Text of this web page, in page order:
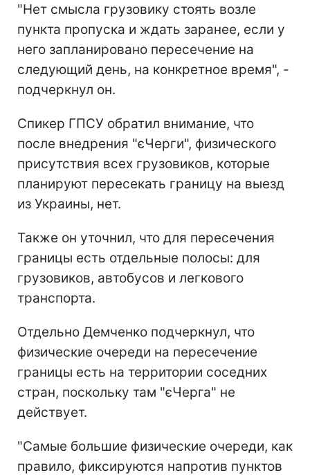
"Нет смысла грузовику стоять возле
пункта пропуска и ждать заранее, если у
него запланировано пересечение на
следующий день, на конкретное время", -
подчеркнул он.
Спикер ГПСУ обратил внимание, что
после внедрения "єЧерги", физического
присутствия всех грузовиков, которые
планируют пересекать границу на выезд
из Украины, нет.
Также он уточнил, что для пересечения
границы есть отдельные полосы: для
грузовиков, автобусов и легкового
транспорта.
Отдельно Демченко подчеркнул, что
физические очереди на пересечение
границы есть на территории соседних
стран, поскольку там "єЧерга" не
действует.
"Самые большие физические очереди, как
правило, фиксируются напротив пунктов